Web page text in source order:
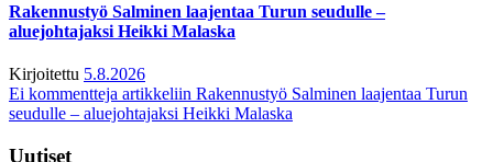
Rakennustyö Salminen laajentaa Turun seudulle –
aluejohtajaksi Heikki Malaska
Kirjoitettu 5.8.2026
Ei kommentteja artikkeliin Rakennustyö Salminen laajentaa Turun
seudulle – aluejohtajaksi Heikki Malaska
Uutiset